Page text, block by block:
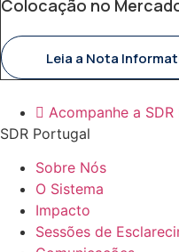
Colocação no
Leia a Nota
Acompanhe a
SDR Portugal
Sobre Nós
O Sistema
Impacto
Sessões de